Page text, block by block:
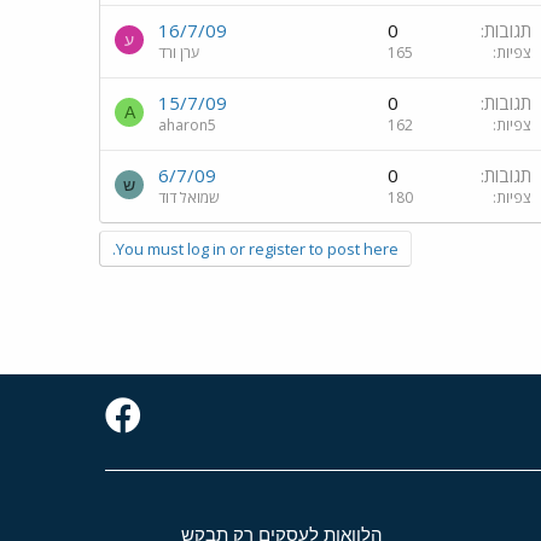
תגובות 0
צפיות 165
16/7/09
ערן ורד
ע
תגובות 0
צפיות 162
15/7/09
aharon5
A
תגובות 0
צפיות 180
6/7/09
שמואל דוד
ש
You must log in or register to post here.
הלוואות לעסקים רק תבקש